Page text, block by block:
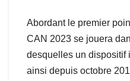
Abordant le premier
CAN 2023 se jouera
desquelles un dispositif
ainsi depuis octobre